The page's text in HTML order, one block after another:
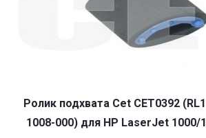
Ролик подхвата Cet CET0392
1008-000) для HP LaserJet 1000/